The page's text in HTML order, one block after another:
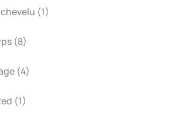
(1)
(8)
(4)
(1)